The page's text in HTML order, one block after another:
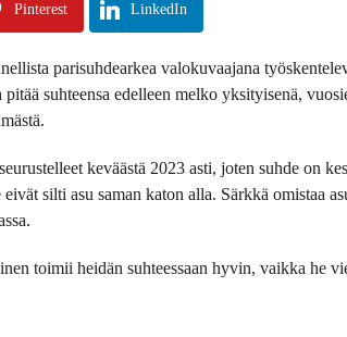
Pinterest LinkedIn
parisuhdearkea valokuvaajana
suhteensa edelleen melko yksityisenä,
keväästä 2023 asti, joten suhde on
silti asu saman katon alla. Särkkä omistaa
toimii heidän suhteessaan hyvin, vaikka he